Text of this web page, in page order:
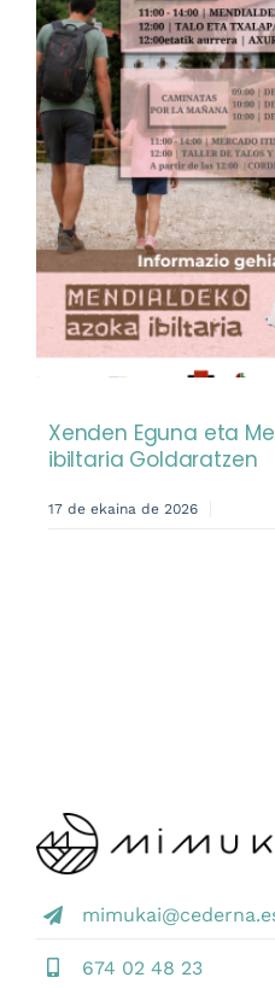
Xenden Eguna eta
ibiltaria Goldaratzen
17 de ekaina de 2026
674 02 48 23